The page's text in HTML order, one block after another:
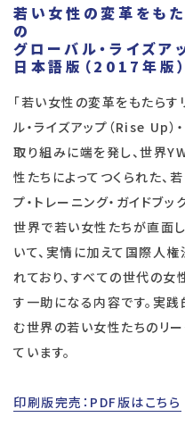
若い女性の変革をも
の
グローバル・ライズア
日本語版（2017年版）
「若い女性の変革をもたら
ル・ライズアップ（Rise Up）
取り組みに端を発し、世界
性たちによってつくられた、
プ・トレーニング・ガイドブッ
世界で若い女性たちが直面
いて、実情に加えて国際人
れており、すべての世代の女
す一助になる内容です。実
む世界の若い女性たちのリ
ています。
印刷版完売：PDF版はこちら